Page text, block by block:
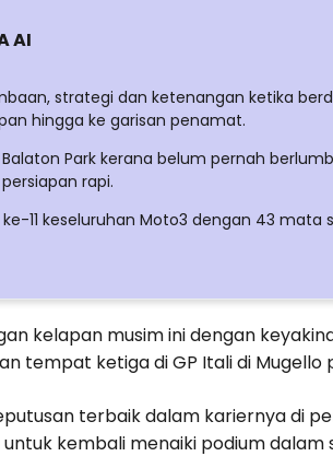
AI
strategi dan ketenangan ketika
hingga ke garisan penamat.
Park kerana belum pernah
rapi.
11 keseluruhan Moto3 dengan 43
kelapan musim ini dengan
tempat ketiga di GP Itali di Mugello
terbaik dalam kariernya di
kembali menaiki podium dalam